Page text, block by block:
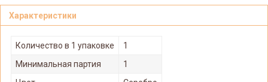
Характеристики
Количество в 1 упаковке
1
Минимальная партия
1